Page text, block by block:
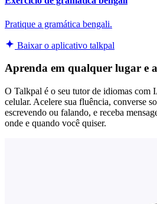
Pratique a gramática bengali.
Baixar o aplicativo talkpal
Aprenda em qualquer lugar e
O Talkpal é o seu tutor de idiomas com
celular. Acelere sua fluência, converse
escrevendo ou falando, e receba
onde e quando você quiser.